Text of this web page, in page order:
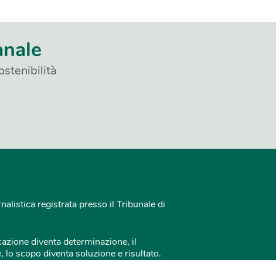
registrata presso il Tribunale di
diventa determinazione, il
lo scopo diventa soluzione e risultato.